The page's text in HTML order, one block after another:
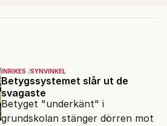
INRIKES SYNVINKEL
Betygssystemet slår ut de
svagaste
Betyget "underkänt" i
grundskolan stänger dörren mot